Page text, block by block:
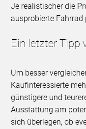
Je realistischer die
ausprobierte Fahrrad
Ein letzter Tipp
Um besser
Kaufinteressierte
günstigere und
Ausstattung am
sich überlegen, ob